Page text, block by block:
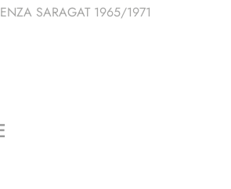
SARAGAT 1965/1971